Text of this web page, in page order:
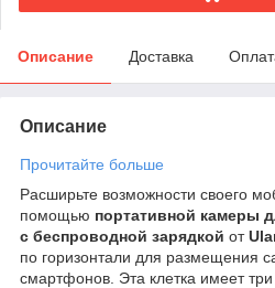
Описание Доставка
Описание
Прочитайте больше
Расширьте возможности своего
помощью портативной камеры
с беспроводной зарядкой от
по горизонтали для размещения
смартфонов. Эта клетка имеет